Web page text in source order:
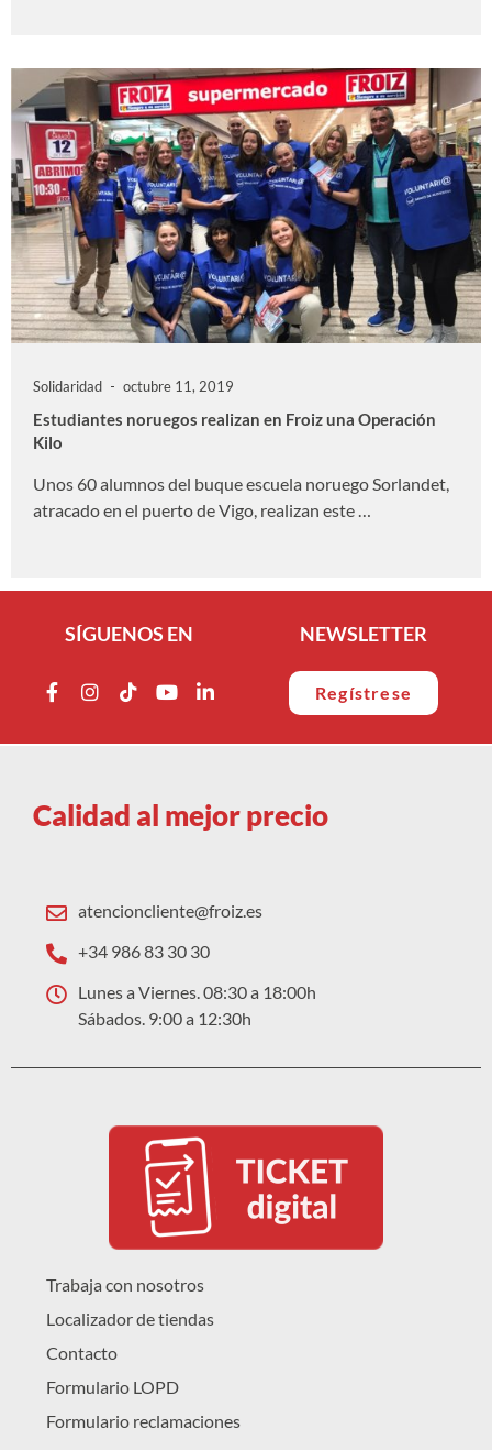
Solidaridad octubre 11, 2019
Estudiantes noruegos realizan en Froiz una Operación
Kilo
Unos 60 alumnos del buque escuela noruego Sorlandet,
atracado en el puerto de Vigo, realizan este …
SÍGUENOS EN NEWSLETTER
Regístrese
Calidad al mejor precio
atencioncliente@froiz.es
+34 986 83 30 30
Lunes a Viernes. 08:30 a 18:00h
Sábados. 9:00 a 12:30h
Trabaja con nosotros
Localizador de tiendas
Contacto
Formulario LOPD
Formulario reclamaciones